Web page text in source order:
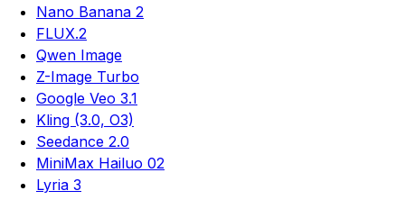
Nano Banana 2
FLUX.2
Qwen Image
Z-Image Turbo
Google Veo 3.1
Kling (3.0, O3)
Seedance 2.0
MiniMax Hailuo 02
Lyria 3